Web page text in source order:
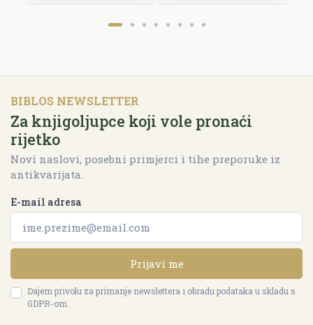
BIBLOS NEWSLETTER
Za knjigoljupce koji vole pronaći
rijetko
Novi naslovi, posebni primjerci i tihe preporuke iz
antikvarijata.
E-mail adresa
Prijavi me
Dajem privolu za primanje newslettera i obradu podataka u skladu s
GDPR-om.